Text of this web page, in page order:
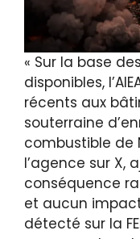
« Sur la base
disponibles,
récents aux
souterraine
combustible de
l’agence sur X,
conséquence
et aucun
détecté sur la